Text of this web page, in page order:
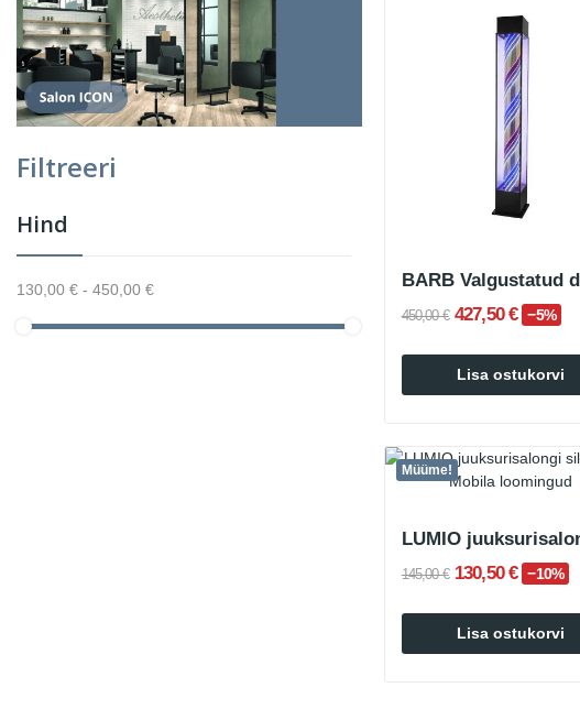
Filtreeri
Hind
130,00 € - 450,00 €
450,00 € 427,50 € −5%
Lisa ostukorvi
Müüme!
145,00 € 130,50 € −10%
Lisa ostukorvi